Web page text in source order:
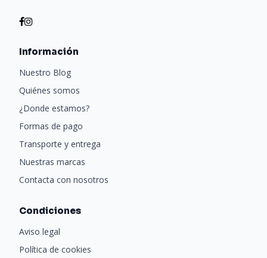
Información
Nuestro Blog
Quiénes somos
¿Donde estamos?
Formas de pago
Transporte y entrega
Nuestras marcas
Contacta con nosotros
Condiciones
Aviso legal
Política de cookies